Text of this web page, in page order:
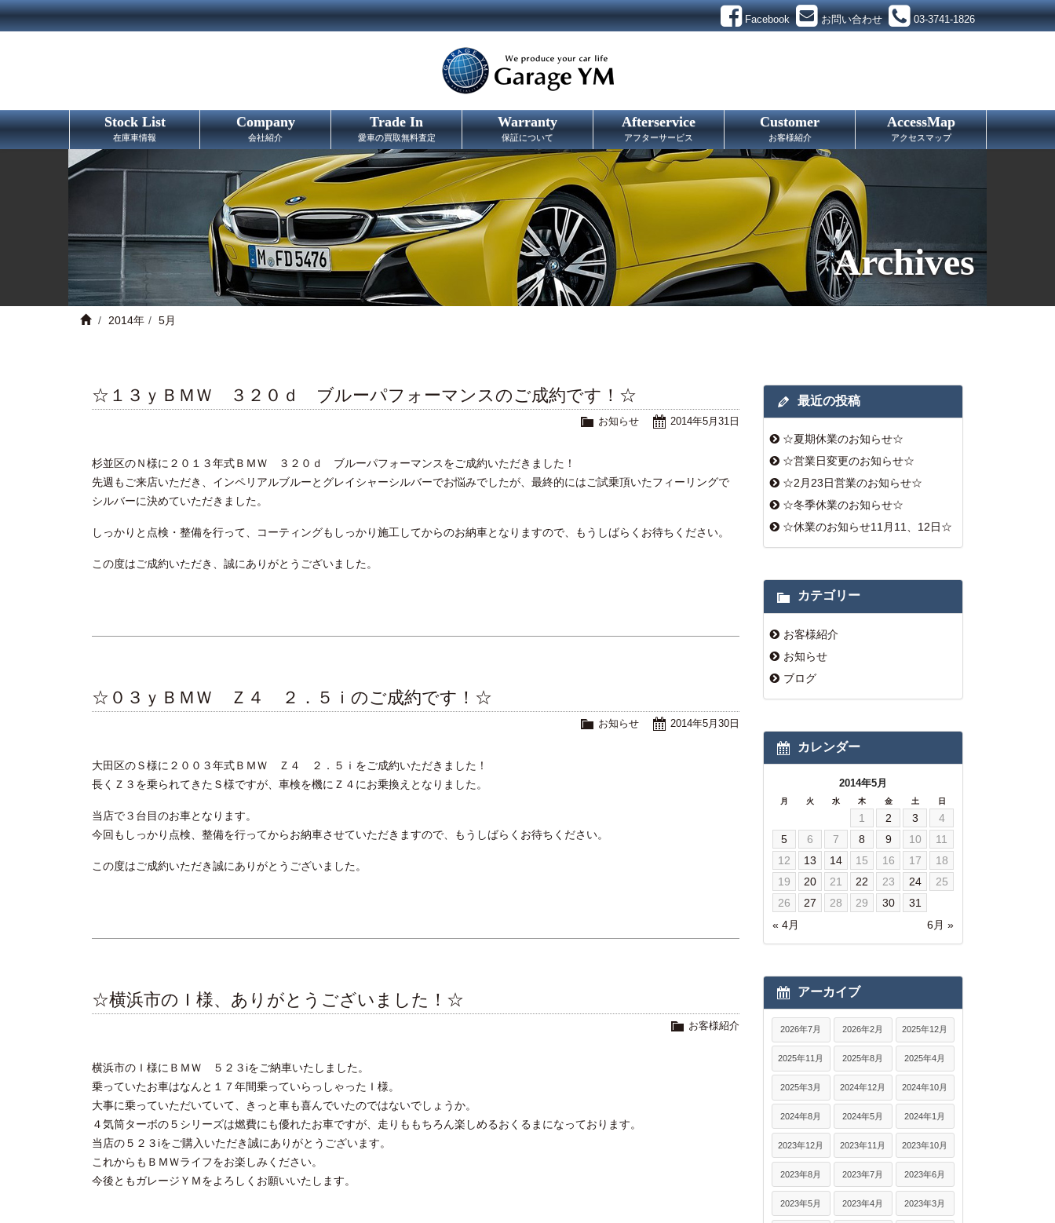
Facebook お問い合わせ 03-3741-1826
Stock List
在庫車情報
Company
会社紹介
Trade In
愛車の買取無料査定
Warranty
保証について
Afterservice
アフターサービス
Customer
お客様紹介
AccessMap
アクセスマップ
Archives
2014年 5月
☆１３ｙＢＭＷ ３２０ｄ ブルーパフォーマンスのご成約です！☆
2014年5月31日
お知らせ
杉並区のＮ様に２０１３年式ＢＭＷ ３２０ｄ ブルーパフォーマンスをご成約いただきました！
先週もご来店いただき、インペリアルブルーとグレイシャーシルバーでお悩みでしたが、最終的にはご試乗頂いたフィーリングで
シルバーに決めていただきました。
しっかりと点検・整備を行って、コーティングもしっかり施工してからのお納車となりますので、もうしばらくお待ちください。
この度はご成約いただき、誠にありがとうございました。
☆０３ｙＢＭＷ Ｚ４ ２．５ｉのご成約です！☆
2014年5月30日
お知らせ
大田区のＳ様に２００３年式ＢＭＷ Ｚ４ ２．５ｉをご成約いただきました！
長くＺ３を乗られてきたＳ様ですが、車検を機にＺ４にお乗換えとなりました。
当店で３台目のお車となります。
今回もしっかり点検、整備を行ってからお納車させていただきますので、もうしばらくお待ちください。
この度はご成約いただき誠にありがとうございました。
☆横浜市のＩ様、ありがとうございました！☆
お客様紹介
横浜市のＩ様にＢＭＷ ５２３iをご納車いたしました。
乗っていたお車はなんと１７年間乗っていらっしゃったＩ様。
大事に乗っていただいていて、きっと車も喜んでいたのではないでしょうか。
４気筒ターボの５シリーズは燃費にも優れたお車ですが、走りももちろん楽しめるおくるまになっております。
当店の５２３iをご購入いただき誠にありがとうございます。
これからもＢＭＷライフをお楽しみください。
今後ともガレージＹＭをよろしくお願いいたします。
最近の投稿
☆夏期休業のお知らせ☆
☆営業日変更のお知らせ☆
☆2月23日営業のお知らせ☆
☆冬季休業のお知らせ☆
☆休業のお知らせ11月11、12日☆
カテゴリー
お客様紹介
お知らせ
ブログ
カレンダー
2014年5月
月 火 水 木 金 土 日
« 4月 6月 »
1 2 3
4
5
6 7 8 9 10
11
12
13 14 15 16 17
18
19
20 21 22 23 24
25
26
27 28 29 30 31
アーカイブ
2026年7月 2026年2月 2025年12月
2025年11月 2025年8月 2025年4月
2025年3月 2024年12月 2024年10月
2024年8月 2024年5月 2024年1月
2023年12月 2023年11月 2023年10月
2023年8月 2023年7月 2023年6月
2023年5月 2023年4月 2023年3月